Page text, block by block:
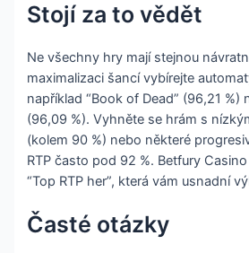
Stojí za to vědět
Ne všechny hry mají stejnou
maximalizaci šancí vybírejte
například “Book of Dead” (96,21 %)
(96,09 %). Vyhněte se hrám s
(kolem 90 %) nebo některé
RTP často pod 92 %. Betfury
“Top RTP her”, která vám usnadní
Časté otázky